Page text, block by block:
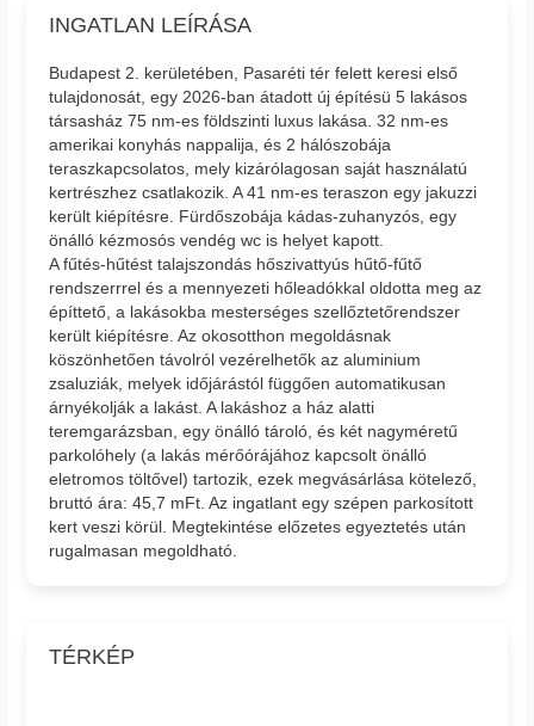
INGATLAN LEÍRÁSA
Budapest 2. kerületében, Pasaréti tér felett keresi első
tulajdonosát, egy 2026-ban átadott új építésü 5 lakásos
társasház 75 nm-es földszinti luxus lakása. 32 nm-es
amerikai konyhás nappalija, és 2 hálószobája
teraszkapcsolatos, mely kizárólagosan saját használatú
kertrészhez csatlakozik. A 41 nm-es teraszon egy jakuzzi
került kiépítésre. Fürdőszobája kádas-zuhanyzós, egy
önálló kézmosós vendég wc is helyet kapott.
A fűtés-hűtést talajszondás hőszivattyús hűtő-fűtő
rendszerrrel és a mennyezeti hőleadókkal oldotta meg az
építtető, a lakásokba mesterséges szellőztetőrendszer
került kiépítésre. Az okosotthon megoldásnak
köszönhetően távolról vezérelhetők az aluminium
zsaluziák, melyek időjárástól függően automatikusan
árnyékolják a lakást. A lakáshoz a ház alatti
teremgarázsban, egy önálló tároló, és két nagyméretű
parkolóhely (a lakás mérőórájához kapcsolt önálló
eletromos töltővel) tartozik, ezek megvásárlása kötelező,
bruttó ára: 45,7 mFt. Az ingatlant egy szépen parkosított
kert veszi körül. Megtekintése előzetes egyeztetés után
rugalmasan megoldható.
TÉRKÉP